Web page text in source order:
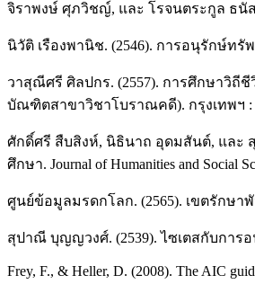
จิราพงษ์ ศุภวิชญ์, และ โรจนตระกูล ธนัสถ
นิวัติ เรืองพานิช. (2546). การอนุรักษ์ท
วาสุณีศรี ศิลปกร. (2557). การศึกษาวิ
บัณฑิตสาขาวิชาโบราณคดี). กรุงเทพฯ :
ศักดิ์ศรี สืบสิงห์, นิธินาถ อุดมสันต์, และ
ศึกษา. Journal of Humanities and Social
ศูนย์ข้อมูลมรดกโลก. (2565). เขตรักษ
สุปาณี บุญญวงศ์. (2539). ไซเตสกับการ
Frey, F., & Heller, D. (2008). The AIC